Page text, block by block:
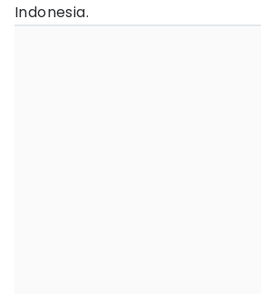
Indonesia.